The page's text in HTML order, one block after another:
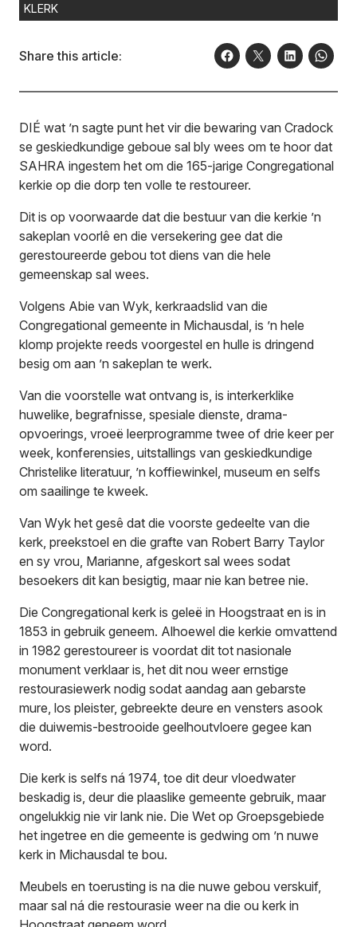
KLERK
Share this article:
DIÉ wat ’n sagte punt het vir die bewaring van Cradock
se geskiedkundige geboue sal bly wees om te hoor dat
SAHRA ingestem het om die 165-jarige Congregational
kerkie op die dorp ten volle te restoureer.
Dit is op voorwaarde dat die bestuur van die kerkie ’n
sakeplan voorlê en die versekering gee dat die
gerestoureerde gebou tot diens van die hele
gemeenskap sal wees.
Volgens Abie van Wyk, kerkraadslid van die
Congregational gemeente in Michausdal, is ’n hele
klomp projekte reeds voorgestel en hulle is dringend
besig om aan ’n sakeplan te werk.
Van die voorstelle wat ontvang is, is interkerklike
huwelike, begrafnisse, spesiale dienste, drama-
opvoerings, vroeë leerprogramme twee of drie keer per
week, konferensies, uitstallings van geskiedkundige
Christelike literatuur, ’n koffiewinkel, museum en selfs
om saailinge te kweek.
Van Wyk het gesê dat die voorste gedeelte van die
kerk, preekstoel en die grafte van Robert Barry Taylor
en sy vrou, Marianne, afgeskort sal wees sodat
besoekers dit kan besigtig, maar nie kan betree nie.
Die Congregational kerk is geleë in Hoogstraat en is in
1853 in gebruik geneem. Alhoewel die kerkie omvattend
in 1982 gerestoureer is voordat dit tot nasionale
monument verklaar is, het dit nou weer ernstige
restourasiewerk nodig sodat aandag aan gebarste
mure, los pleister, gebreekte deure en vensters asook
die duiwemis-bestrooide geelhoutvloere gegee kan
word.
Die kerk is selfs ná 1974, toe dit deur vloedwater
beskadig is, deur die plaaslike gemeente gebruik, maar
ongelukkig nie vir lank nie. Die Wet op Groepsgebiede
het ingetree en die gemeente is gedwing om ’n nuwe
kerk in Michausdal te bou.
Meubels en toerusting is na die nuwe gebou verskuif,
maar sal ná die restourasie weer na die ou kerk in